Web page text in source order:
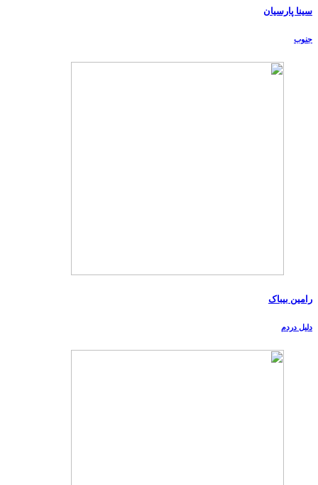
سینا پارسیان
جنوب
رامین بیباک
دلیل دردم